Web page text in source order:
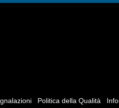
Politica della Qualità